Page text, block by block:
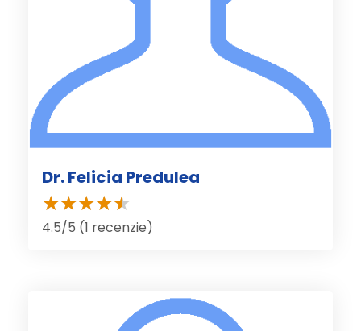
Dr. Felicia Predulea
4.5/5 (1 recenzie)